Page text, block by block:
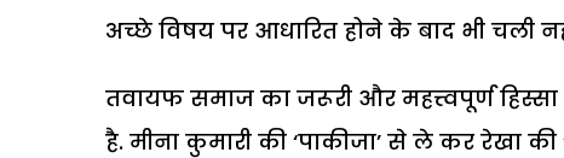
अच्छे विषय पर आधारित होने के बाद भी चली
तवायफ समाज का जरूरी और महत्त्वपूर्ण
है. मीना कुमारी की ‘पाकीजा’ से ले कर रेखा